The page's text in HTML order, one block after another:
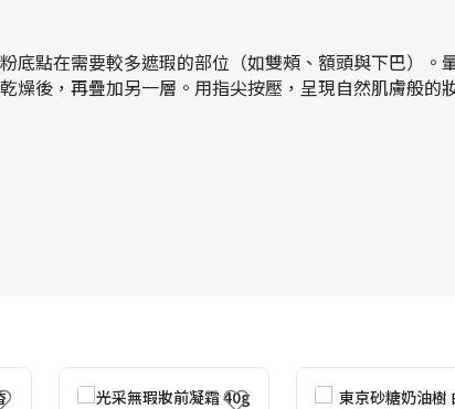
點在需要較多遮瑕的部位（如雙頰、額頭與下巴）。
後，再疊加另一層。用指尖按壓，呈現自然肌膚般的